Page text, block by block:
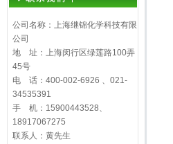
公司名称：上海继锦化学科技有限
公司
地 址：上海闵行区绿莲路100弄
45号
电 话：400-002-6926 、021-
34535391
手 机：15900443528、
18917067275
联系人：黄先生